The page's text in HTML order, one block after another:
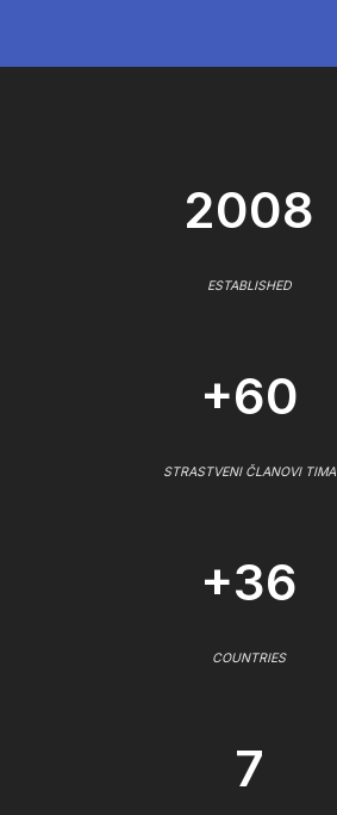
2008
ESTABLISHED
+60
STRASTVENI ČLANOVI TIMA
+36
COUNTRIES
7